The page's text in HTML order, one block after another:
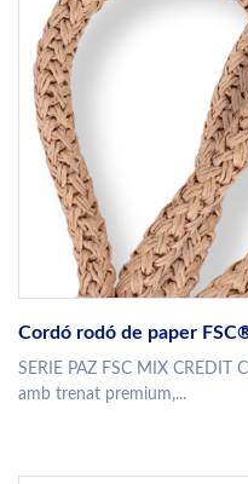
Cordó rodó de paper
SERIE PAZ FSC MIX
amb trenat premium,...